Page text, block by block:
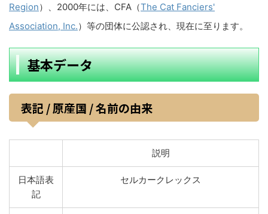
Region）、2000年には、CFA（The Cat Fanciers'
Association, Inc.）等の団体に公認され、現在に至ります。
基本データ
表記 / 原産国 / 名前の由来
説明
日本語表
記
セルカークレックス